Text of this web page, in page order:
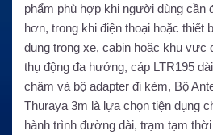
phẩm phù hợp khi người dùng cần
hơn, trong khi điện thoại hoặc
dụng trong xe, cabin hoặc khu vực
thụ động đa hướng, cáp LTR195
châm và bộ adapter đi kèm, Bộ
Thuraya 3m là lựa chọn tiện dụng
hành trình đường dài, trạm tạm